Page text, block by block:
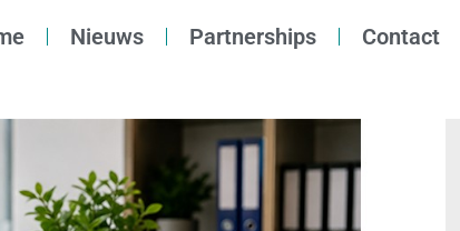
Nieuws Partnerships Contact